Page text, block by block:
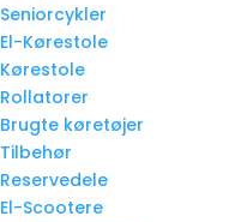
Seniorcykler
El-Kørestole
Kørestole
Rollatorer
Brugte køretøjer
Tilbehør
Reservedele
El-Scootere